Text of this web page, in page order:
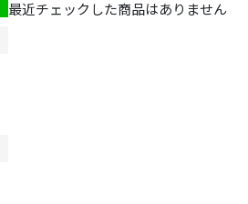
最近チェックした商品はありません